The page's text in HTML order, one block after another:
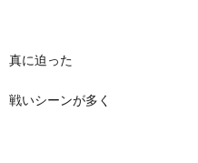
真に迫った
戦いシーンが多く